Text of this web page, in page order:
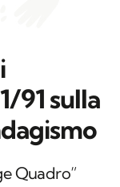
91 sulla
Quadro”